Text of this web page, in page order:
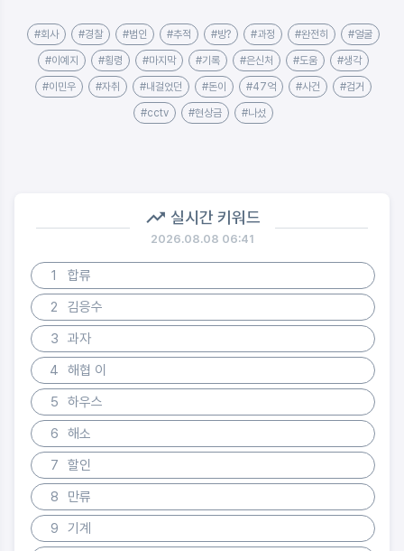
#회사 #경찰 #범인 #추적 #방? #과정 #완전히 #얼굴
#이예지 #횡령 #마지막 #기록 #은신처 #도움 #생각
#이민우 #자취 #내걸었던 #돈이 #47억 #사건 #검거
#cctv #현상금 #나섰
실시간 키워드
2026.08.08 06:41
1
합류
2
김응수
3
과자
4
해협 이
5
하우스
6
해소
7
할인
8
만류
9
기계